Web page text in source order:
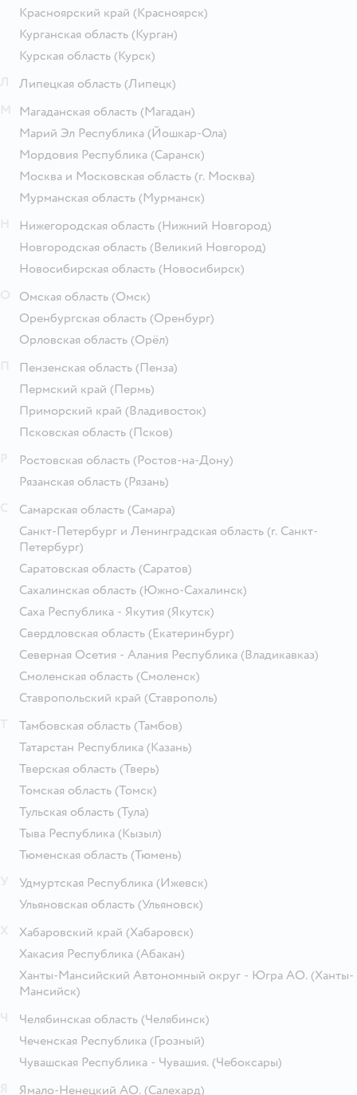
Красноярский край (Красноярск)
Курганская область (Курган)
Курская область (Курск)
Липецкая область (Липецк)
Магаданская область (Магадан)
Марий Эл Республика (Йошкар-Ола)
Мордовия Республика (Саранск)
Москва и Московская область (г. Москва)
Мурманская область (Мурманск)
Нижегородская область (Нижний Новгород)
Новгородская область (Великий Новгород)
Новосибирская область (Новосибирск)
Омская область (Омск)
Оренбургская область (Оренбург)
Орловская область (Орёл)
Пензенская область (Пенза)
Пермский край (Пермь)
Приморский край (Владивосток)
Псковская область (Псков)
Ростовская область (Ростов-на-Дону)
Рязанская область (Рязань)
Самарская область (Самара)
Санкт-Петербург и Ленинградская область (г. Санкт-
Петербург)
Саратовская область (Саратов)
Сахалинская область (Южно-Сахалинск)
Саха Республика - Якутия (Якутск)
Свердловская область (Екатеринбург)
Северная Осетия - Алания Республика (Владикавказ)
Смоленская область (Смоленск)
Ставропольский край (Ставрополь)
Тамбовская область (Тамбов)
Татарстан Республика (Казань)
Тверская область (Тверь)
Томская область (Томск)
Тульская область (Тула)
Тыва Республика (Кызыл)
Тюменская область (Тюмень)
Удмуртская Республика (Ижевск)
Ульяновская область (Ульяновск)
Хабаровский край (Хабаровск)
Хакасия Республика (Абакан)
Ханты-Мансийский Автономный округ - Югра АО. (Ханты-
Мансийск)
Челябинская область (Челябинск)
Чеченская Республика (Грозный)
Чувашская Республика - Чувашия. (Чебоксары)
Ямало-Ненецкий АО. (Салехард)